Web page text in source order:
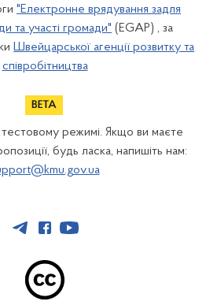
"Електронне врядування задля
та участі громади" (EGAP) , за
Швейцарської агенції розвитку та
співробітництва
режимі. Якщо ви маєте
будь ласка, напишіть нам: